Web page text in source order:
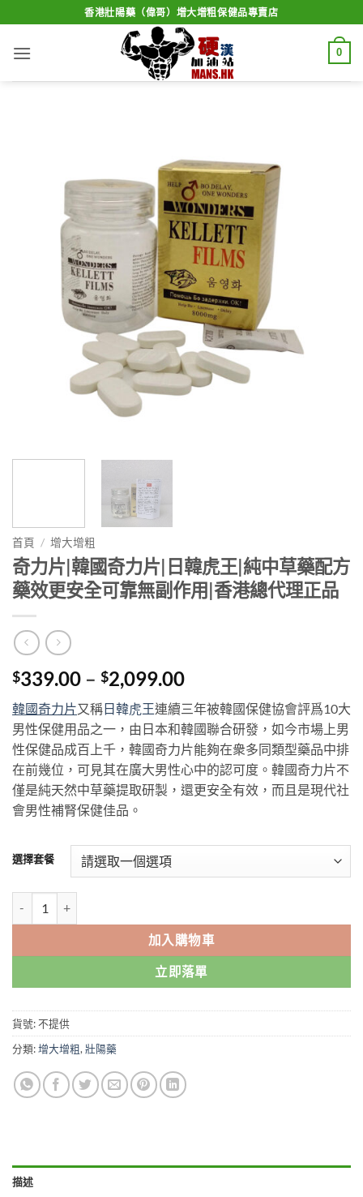
to
content
香港壯陽藥（偉哥）增大增粗保健品專賣店
0
首頁 / 增大增粗
奇力片|韓國奇力片|日韓虎王|純中草藥配方
藥效更安全可靠無副作用|香港總代理正品
$339.00 – $2,099.00Price
range:
$339.00
through
$2,099.00
韓國奇力片又稱日韓虎王連續三年被韓國保健協會評爲10大
男性保健用品之一，由日本和韓國聯合研發，如今市場上男
性保健品成百上千，韓國奇力片能夠在衆多同類型藥品中排
在前幾位，可見其在廣大男性心中的認可度。韓國奇力片不
僅是純天然中草藥提取研製，還更安全有效，而且是現代社
會男性補腎保健佳品。
選擇套餐
加入購物車
立即落單
貨號:不提供
分類:增大增粗,壯陽藥
描述